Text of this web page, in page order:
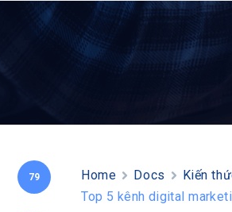
79 Home Docs Kiến
Top 5 kênh digital